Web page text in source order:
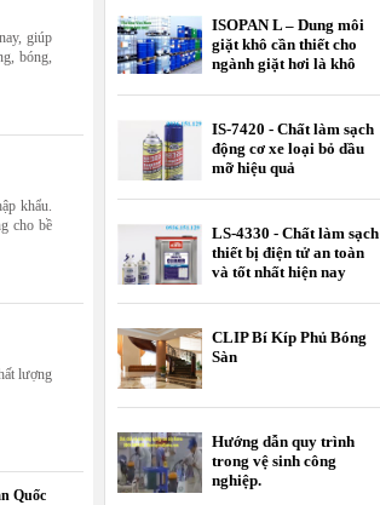
giúp
bóng,
khẩu.
cho bề
lượng
Quốc
ISOPAN L – Dung môi
giặt khô cần thiết cho
ngành giặt hơi là khô
IS-7420 - Chất làm sạch
động cơ xe loại bỏ dầu
mỡ hiệu quả
LS-4330 - Chất làm sạch
thiết bị điện tử an toàn
và tốt nhất hiện nay
CLIP Bí Kíp Phủ Bóng
Sàn
Hướng dẫn quy trình
trong vệ sinh công
nghiệp.